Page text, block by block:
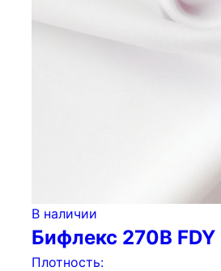
В наличии
Бифлекс 270B
Плотность: